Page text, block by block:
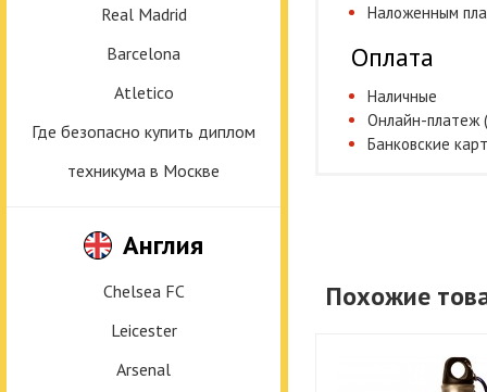
Real Madrid
Barcelona
Atletico
Где безопасно купить диплом
техникума в Москве
Англия
Chelsea FC
Leicester
Arsenal
Наложенным
Оплата
Наличные
Онлайн-платеж
Банковские
Похожие